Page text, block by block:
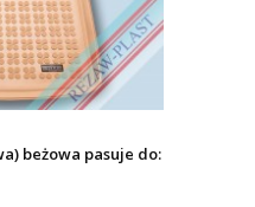
beżowa pasuje do: